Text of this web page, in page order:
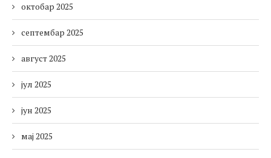
октобар 2025
септембар 2025
август 2025
јул 2025
јун 2025
мај 2025